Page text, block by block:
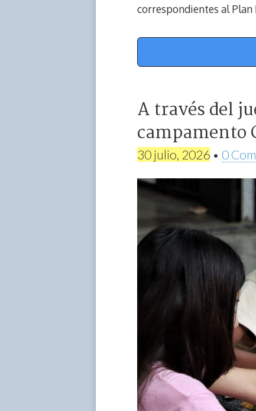
correspondientes al
A través del
campamento
30 julio, 2026 • 0